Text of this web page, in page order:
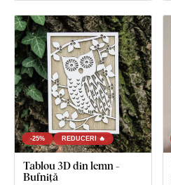
-25% REDUCERI 🔥
Tablou 3D din lemn -
Bufniță